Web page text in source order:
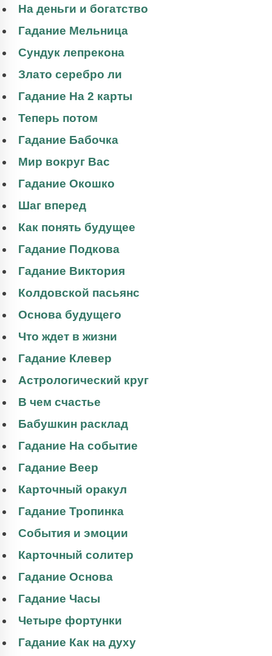
На деньги и богатство
Гадание Мельница
Сундук лепрекона
Злато серебро ли
Гадание На 2 карты
Теперь потом
Гадание Бабочка
Мир вокруг Вас
Гадание Окошко
Шаг вперед
Как понять будущее
Гадание Подкова
Гадание Виктория
Колдовской пасьянс
Основа будущего
Что ждет в жизни
Гадание Клевер
Астрологический круг
В чем счастье
Бабушкин расклад
Гадание На событие
Гадание Веер
Карточный оракул
Гадание Тропинка
События и эмоции
Карточный солитер
Гадание Основа
Гадание Часы
Четыре фортунки
Гадание Как на духу